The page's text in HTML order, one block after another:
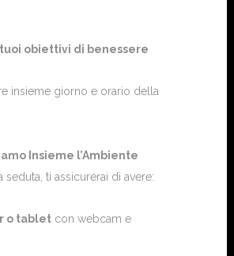
obiettivi di benessere
insieme giorno e orario della
Insieme l’Ambiente
seduta, ti assicurerai di avere:
o tablet con webcam e